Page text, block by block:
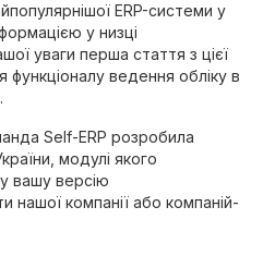
ERP-системи у
у низці
уваги перша стаття з цієї
функціоналу ведення обліку в
Self-ERP розробила
модулі якого
вашу версію
нашої компанії або компаній-